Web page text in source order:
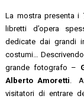
La mostra presenta
libretti d’opera
dedicate dai grandi
costumi…
grande fotografo –
Alberto Amoretti.
visitatori di entrare